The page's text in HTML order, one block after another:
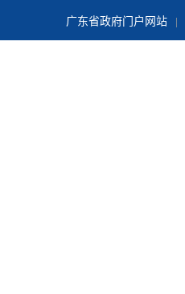
广东省政府门户网站 |